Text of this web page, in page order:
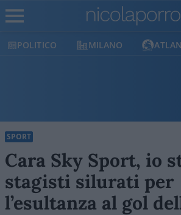
MILANO ATLANTICO
SPORT
Cara Sky Sport, io
stagisti silurati per
l’esultanza al gol